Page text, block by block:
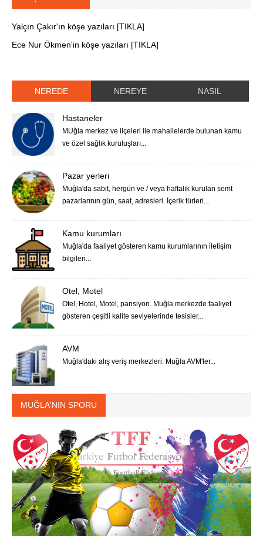
Yalçın Çakır'ın köşe yazıları [TIKLA]
Ece Nur Ökmen'in köşe yazıları [TIKLA]
NEREDE NEREYE NASIL
Hastaneler
MUğla merkez ve ilçeleri ile mahallelerde bulunan kamu
ve özel sağlık kuruluşları...
Pazar yerleri
Muğla'da sabit, hergün ve / veya haftalık kurulan semt
pazarlarının gün, saat, adresleri. İçerik türleri...
Kamu kurumları
Muğla'da faaliyet gösteren kamu kurumlarının iletişim
bilgileri...
Otel, Motel
Otel, Hotel, Motel, pansiyon. Muğla merkezde faaliyet
gösteren çeşitli kalite seviyelerinde tesisler...
AVM
Muğla'daki alış veriş merkezleri. Muğla AVM'ler...
MUĞLA'NIN SPORU